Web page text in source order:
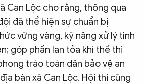
Can Lộc cho rằng, thông qua
đã thể hiện sự chuẩn bị
vững vàng, kỹ năng xử lý tình
góp phần lan tỏa khí thế thi
trào toàn dân bảo vệ an
bàn xã Can Lộc. Hội thi cũng